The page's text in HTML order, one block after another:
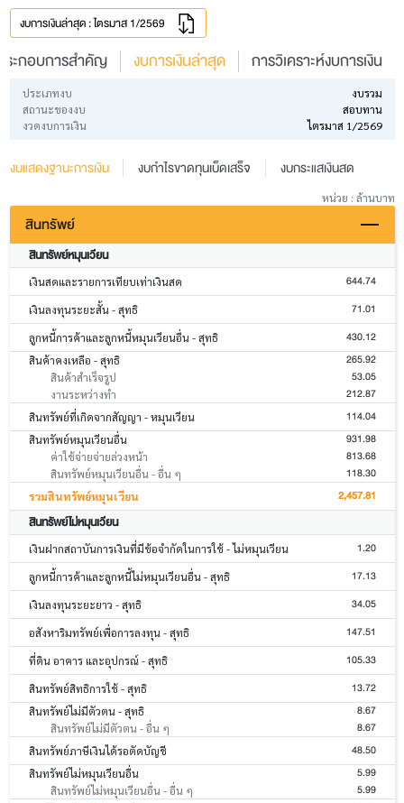
งบการเงินล่าสุด : ไตรมาส 1/2569
ะกอบการสำคัญ งบการเงินล่าสุด การวิเคราะห์งบการเงิน
ประเภทงบ
งบรวม
สถานะของงบ
สอบทาน
งวดงบการเงิน
ไตรมาส 1/2569
งบแสดงฐานะการเงิน งบกำไรขาดทุนเบ็ดเสร็จ งบกระแสเงินสด
หน่วย : ล้านบาท
สินทรัพย์
สินทรัพย์หมุนเวียน
เงินสดและรายการเทียบเท่าเงินสด 644.74
เงินลงทุนระยะสั้น - สุทธิ 71.01
ลูกหนี้การค้าและลูกหนี้หมุนเวียนอื่น - สุทธิ 430.12
สินค้าคงเหลือ - สุทธิ 265.92
สินค้าสำเร็จรูป 53.05
งานระหว่างทำ 212.87
สินทรัพย์ที่เกิดจากสัญญา - หมุนเวียน 114.04
สินทรัพย์หมุนเวียนอื่น 931.98
ค่าใช้จ่ายจ่ายล่วงหน้า 813.68
สินทรัพย์หมุนเวียนอื่น - อื่น ๆ 118.30
รวมสินทรัพย์หมุนเวียน 2,457.81
สินทรัพย์ไม่หมุนเวียน
เงินฝากสถาบันการเงินที่มีข้อจำกัดในการใช้ - ไม่หมุนเวียน 1.20
ลูกหนี้การค้าและลูกหนี้ไม่หมุนเวียนอื่น - สุทธิ 17.13
เงินลงทุนระยะยาว - สุทธิ 34.05
อสังหาริมทรัพย์เพื่อการลงทุน - สุทธิ 147.51
ที่ดิน อาคาร และอุปกรณ์ - สุทธิ 105.33
สินทรัพย์สิทธิการใช้ - สุทธิ 13.72
สินทรัพย์ไม่มีตัวตน - สุทธิ 8.67
สินทรัพย์ไม่มีตัวตน - อื่น ๆ 8.67
สินทรัพย์ภาษีเงินได้รอตัดบัญชี 48.50
สินทรัพย์ไม่หมุนเวียนอื่น 5.99
สินทรัพย์ไม่หมุนเวียนอื่น - อื่น ๆ 5.99